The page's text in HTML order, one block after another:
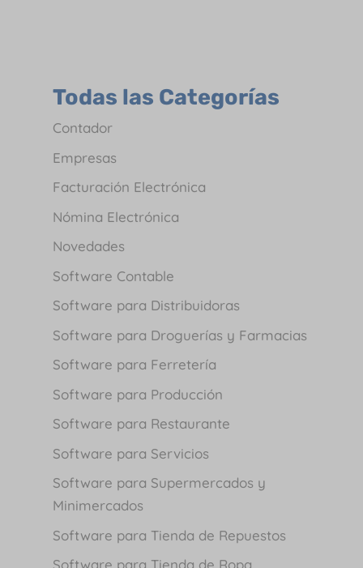
Todas las Categorías
Contador
Empresas
Facturación Electrónica
Nómina Electrónica
Novedades
Software Contable
Software para Distribuidoras
Software para Droguerías y Farmacias
Software para Ferretería
Software para Producción
Software para Restaurante
Software para Servicios
Software para Supermercados y
Minimercados
Software para Tienda de Repuestos
Software para Tienda de Ropa